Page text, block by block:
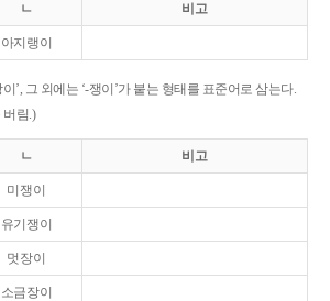
ㄴ 비고
아지랭이
’, 그 외에는 ‘-쟁이’가 붙는 형태를 표준어로 삼는다.
버림.)
ㄴ 비고
미쟁이
유기쟁이
멋장이
소금장이